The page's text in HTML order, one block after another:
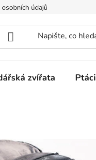
údajů
zvířata Ptáci